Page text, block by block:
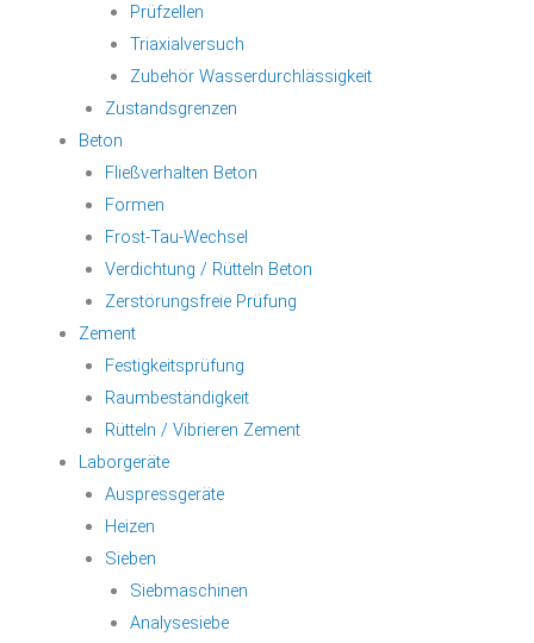
Prüfzellen
Triaxialversuch
Zubehör Wasserdurchlässigkeit
Zustandsgrenzen
Beton
Fließverhalten Beton
Formen
Frost-Tau-Wechsel
Verdichtung / Rütteln Beton
Zerstörungsfreie Prüfung
Zement
Festigkeitsprüfung
Raumbeständigkeit
Rütteln / Vibrieren Zement
Laborgeräte
Auspressgeräte
Heizen
Sieben
Siebmaschinen
Analysesiebe